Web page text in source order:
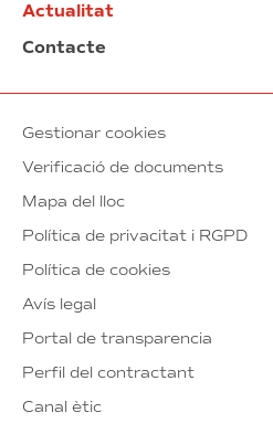
Actualitat
Contacte
Gestionar cookies
Verificació de documents
Mapa del lloc
Política de privacitat i RGPD
Política de cookies
Avís legal
Portal de transparencia
Perfil del contractant
Canal ètic